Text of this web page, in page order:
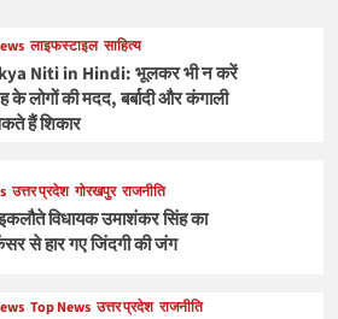
लाइफस्टाइल साहित्य
Niti in Hindi: भूलकर भी न करें
के लोगों की मदद, बर्बादी और कंगाली
हैं शिकार
उत्तर प्रदेश गोरखपुर राजनीति
विधायक उमाशंकर सिंह का
से हार गए जिंदगी की जंग
Top News उत्तर प्रदेश राजनीति